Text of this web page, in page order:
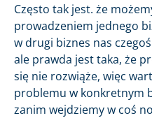
Często tak jest. że
prowadzeniem jednego
w drugi biznes nas
ale prawda jest taka, że
się nie rozwiąże, więc
problemu w konkretnym
zanim wejdziemy w coś